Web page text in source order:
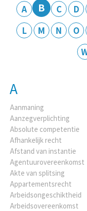
A B C D
L
M N O
A
Aanmaning
Aanzegverplichting
Absolute competentie
Afhankelijk recht
Afstand van instantie
Agentuurovereenkomst
Akte van splitsing
Appartementsrecht
Arbeidsongeschiktheid
Arbeidsovereenkomst